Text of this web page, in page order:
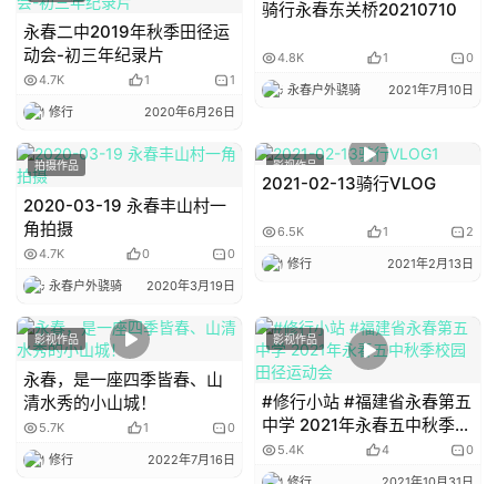
永春二中2019年秋季田径运
动会-初三年纪录片
4.7K 1 1
修行 2020年6月26日
骑行永春东关桥20210710
4.8K 1 0
永春户外骁骑 2021年7月10日
拍摄作品
2020-03-19 永春丰山村一
角拍摄
4.7K 0 0
永春户外骁骑 2020年3月19日
影视作品
2021-02-13骑行VLOG
6.5K 1 2
修行 2021年2月13日
影视作品
永春，是一座四季皆春、山
清水秀的小山城！
5.7K 1 0
修行 2022年7月16日
影视作品
#修行小站 #福建省永春第五
中学 2021年永春五中秋季校
园田径运动会
5.4K 4 0